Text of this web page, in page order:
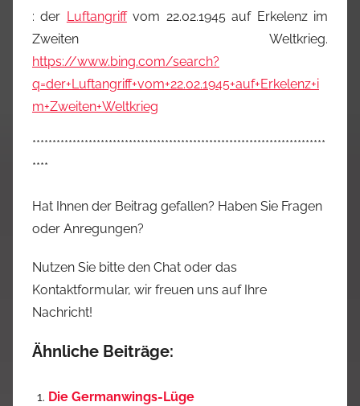
: der Luftangriffvom 22.02.1945 auf Erkelenz im
Zweiten Weltkrieg.
https://www.bing.com/search?
q=der+Luftangriff+vom+22.02.1945+auf+Erkelenz+i
m+Zweiten+Weltkrieg
*************************************************************************
****
Hat Ihnen der Beitrag gefallen? Haben Sie Fragen
oder Anregungen?
Nutzen Sie bitte den Chat oder das
Kontaktformular, wir freuen uns auf Ihre
Nachricht!
Ähnliche Beiträge:
Die Germanwings-Lüge